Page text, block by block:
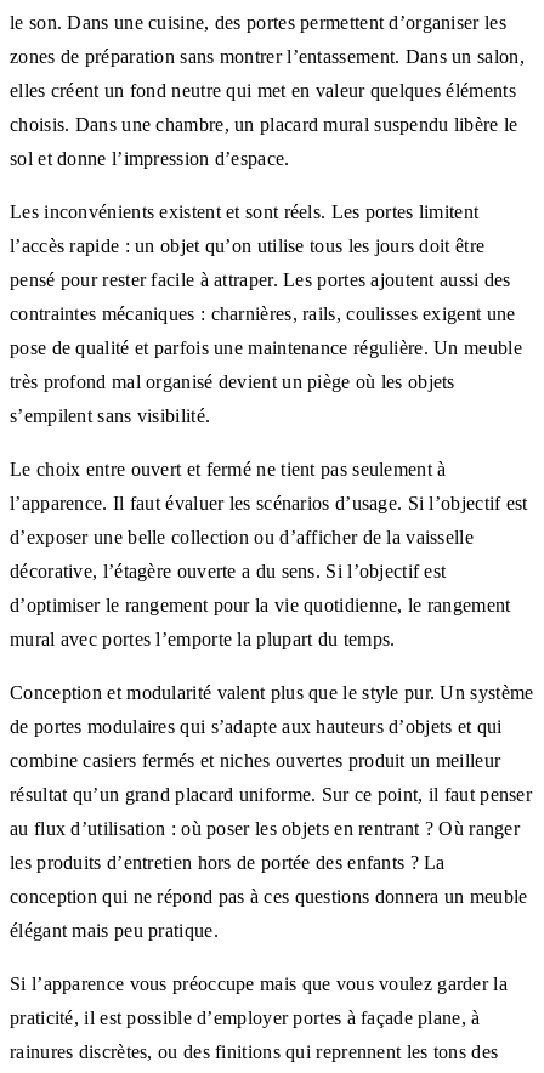
le son. Dans une cuisine, des portes permettent d’organiser les
zones de préparation sans montrer l’entassement. Dans un salon,
elles créent un fond neutre qui met en valeur quelques éléments
choisis. Dans une chambre, un placard mural suspendu libère le
sol et donne l’impression d’espace.
Les inconvénients existent et sont réels. Les portes limitent
l’accès rapide : un objet qu’on utilise tous les jours doit être
pensé pour rester facile à attraper. Les portes ajoutent aussi des
contraintes mécaniques : charnières, rails, coulisses exigent une
pose de qualité et parfois une maintenance régulière. Un meuble
très profond mal organisé devient un piège où les objets
s’empilent sans visibilité.
Le choix entre ouvert et fermé ne tient pas seulement à
l’apparence. Il faut évaluer les scénarios d’usage. Si l’objectif est
d’exposer une belle collection ou d’afficher de la vaisselle
décorative, l’étagère ouverte a du sens. Si l’objectif est
d’optimiser le rangement pour la vie quotidienne, le rangement
mural avec portes l’emporte la plupart du temps.
Conception et modularité valent plus que le style pur. Un système
de portes modulaires qui s’adapte aux hauteurs d’objets et qui
combine casiers fermés et niches ouvertes produit un meilleur
résultat qu’un grand placard uniforme. Sur ce point, il faut penser
au flux d’utilisation : où poser les objets en rentrant ? Où ranger
les produits d’entretien hors de portée des enfants ? La
conception qui ne répond pas à ces questions donnera un meuble
élégant mais peu pratique.
Si l’apparence vous préoccupe mais que vous voulez garder la
praticité, il est possible d’employer portes à façade plane, à
rainures discrètes, ou des finitions qui reprennent les tons des